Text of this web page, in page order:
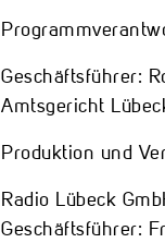
Geschäftsführer:
Amtsgericht
Produktion und
Radio Lübeck
Geschäftsführer: